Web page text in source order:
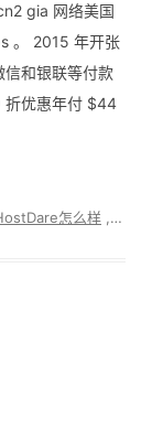
gia 网络美国
。 2015 年开张
信和银联等付款
折优惠年付 $44
怎么样 VPS